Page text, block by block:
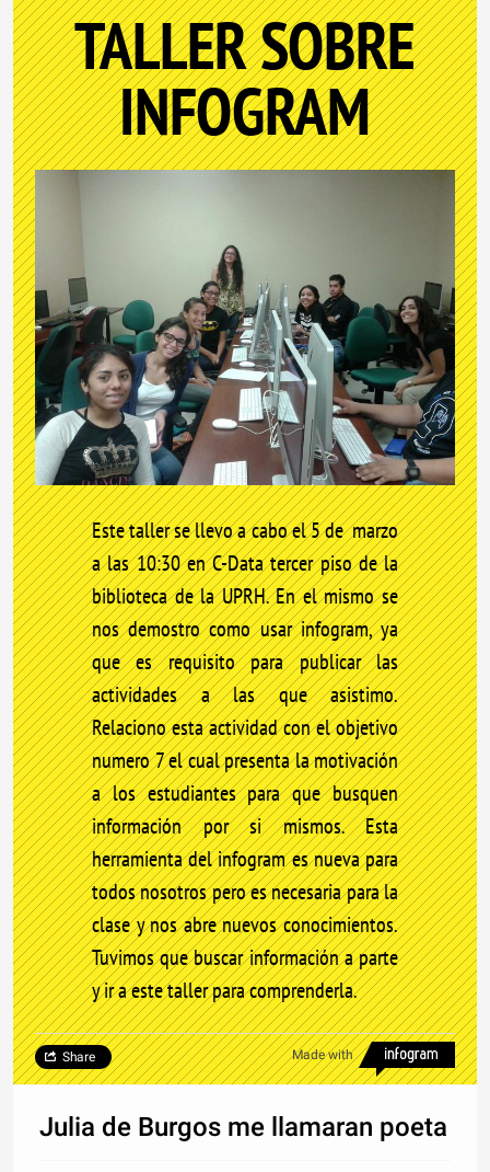
TALLER SOBRE
INFOGRAM
Este taller se llevo a cabo el 5 de marzo
a las 10:30 en C-Data tercer piso de la
biblioteca de la UPRH. En el mismo se
nos demostro como usar infogram, ya
que es requisito para publicar las
actividades a las que asistimo.
Relaciono esta actividad con el objetivo
numero 7 el cual presenta la motivación
a los estudiantes para que busquen
información por si mismos. Esta
herramienta del infogram es nueva para
todos nosotros pero es necesaria para la
clase y nos abre nuevos conocimientos.
Tuvimos que buscar información a parte
y ir a este taller para comprenderla.
Made with
Share
Julia de Burgos me llamaran poeta